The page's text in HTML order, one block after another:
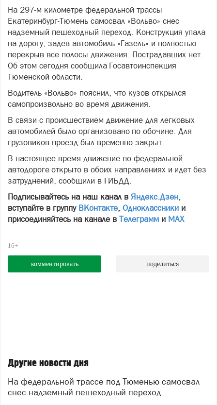
На 297-м километре федеральной трассы
Екатеринбург-Тюмень самосвал «Вольво» снес
надземный пешеходный переход. Конструкция упала
на дорогу, задев автомобиль «Газель» и полностью
перекрыв все полосы движения. Пострадавших нет.
Об этом сегодня сообщила Госавтоинспекция
Тюменской области.
Водитель «Вольво» пояснил, что кузов открылся
самопроизвольно во время движения.
В связи с происшествием движение для легковых
автомобилей было организовано по обочине. Для
грузовиков проезд был временно закрыт.
В настоящее время движение по федеральной
автодороге открыто в обоих направлениях и идет без
затруднений, сообщили в ГИБДД.
Подписывайтесь на наш канал в Яндекс.Дзен,
вступайте в группу ВКонтакте, Одноклассники и
присоединяйтесь на канале в Телеграмм и МАХ
16+
комментировать поделиться
Другие новости дня
На федеральной трассе под Тюменью самосвал
снес надземный пешеходный переход